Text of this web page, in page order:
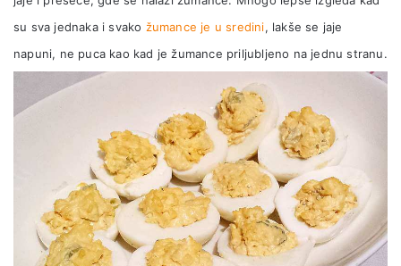
su sva jednaka i svako žumance je u sredini, lakše se jaje
napuni, ne puca kao kad je žumance priljubljeno na jednu stranu.